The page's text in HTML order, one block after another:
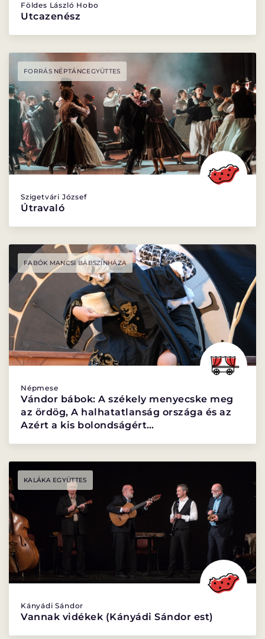
Földes László Hobo
Utcazenész
FORRÁS NÉPTÁNCEGYÜTTES
Szigetvári József
Útravaló
FABÓK MANCSI BÁBSZÍNHÁZA
Népmese
Vándor bábok: A székely menyecske meg
az ördög, A halhatatlanság országa és az
Azért a kis bolondságért…
KALÁKA EGYÜTTES
Kányádi Sándor
Vannak vidékek (Kányádi Sándor est)